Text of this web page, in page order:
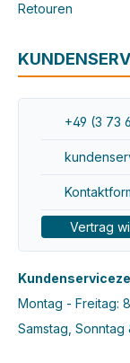
Retouren
+49 (3 73
Vertrag
Montag - Freitag:
Samstag,